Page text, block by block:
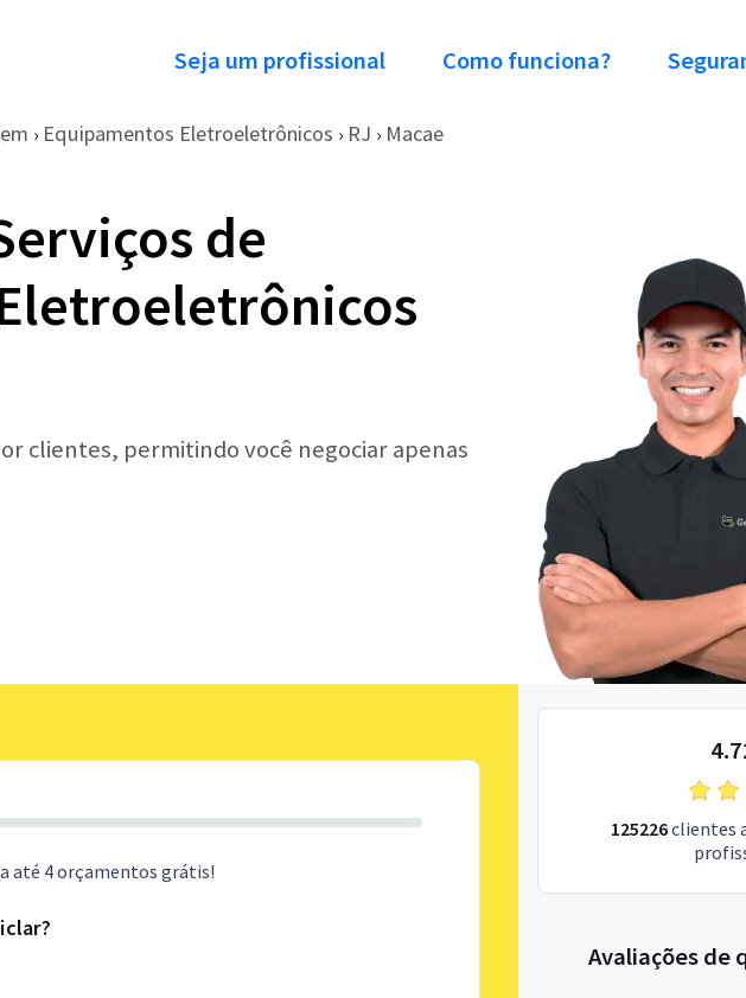
Seja um profissional Como funciona?
› Equipamentos Eletroeletrônicos › RJ › Macae
de
clientes, permitindo você negociar apenas
até 4 orçamentos grátis!
125226clientes
Avaliações de